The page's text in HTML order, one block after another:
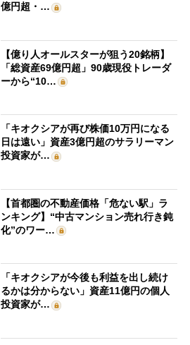
億円超・…
【億り人オールスターが狙う20銘柄】
「総資産69億円超」90歳現役トレーダ
ーから“10…
「キオクシアが再び株価10万円になる
日は遠い」資産3億円超のサラリーマン
投資家が…
【首都圏の不動産価格「危ない駅」ラ
ンキング】“中古マンション売れ行き鈍
化”のワー…
「キオクシアが今後も利益を出し続け
るかは分からない」資産11億円の個人
投資家が…